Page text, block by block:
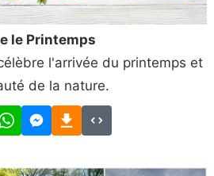
le Printemps
l'arrivée du printemps et
de la nature.